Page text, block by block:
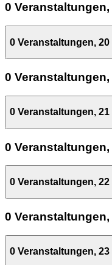
0 Veranstaltungen,
0 Veranstaltungen, 20
0 Veranstaltungen,
0 Veranstaltungen, 21
0 Veranstaltungen,
0 Veranstaltungen, 22
0 Veranstaltungen,
0 Veranstaltungen, 23